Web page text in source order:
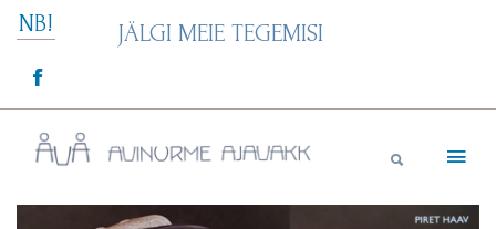
Skip
NB! JÄLGI MEIE TEGEMISI
Avinurme Ajavakk